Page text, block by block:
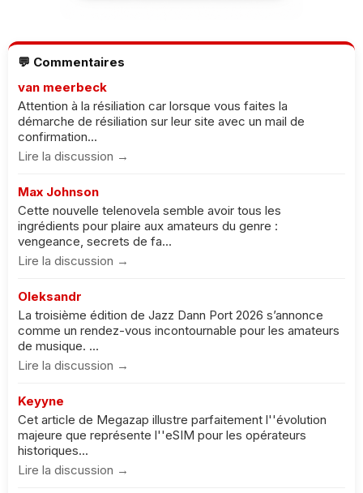
💬 Commentaires
van meerbeck
Attention à la résiliation car lorsque vous faites la
démarche de résiliation sur leur site avec un mail de
confirmation...
Lire la discussion →
Max Johnson
Cette nouvelle telenovela semble avoir tous les
ingrédients pour plaire aux amateurs du genre :
vengeance, secrets de fa...
Lire la discussion →
Oleksandr
La troisième édition de Jazz Dann Port 2026 s’annonce
comme un rendez-vous incontournable pour les amateurs
de musique. ...
Lire la discussion →
Keyyne
Cet article de Megazap illustre parfaitement l''évolution
majeure que représente l''eSIM pour les opérateurs
historiques...
Lire la discussion →